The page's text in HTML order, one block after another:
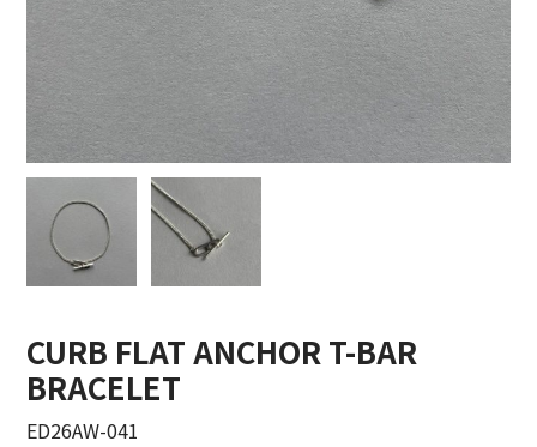
crepuscule【クレプスキュール】
Denis&Anna【ドニ&アンナ】
DOEK【ドゥック】
Garden of eden【ガーデン オブ エデン】
HAAL【ハール】
INTERIM【インテリム】
ITTI【イッチ】
CURB FLAT ANCHOR T-BAR
BRACELET
ED26AW-041